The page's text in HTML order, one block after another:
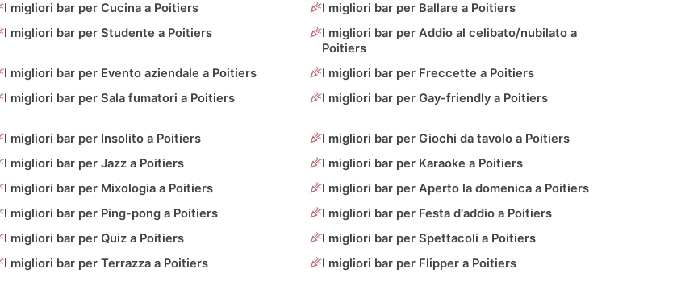
I migliori bar per Cucina a Poitiers
I migliori bar per Ballare a Poitiers
I migliori bar per Studente a Poitiers
I migliori bar per Addio al celibato/nubilato a
Poitiers
I migliori bar per Evento aziendale a Poitiers
I migliori bar per Freccette a Poitiers
I migliori bar per Sala fumatori a Poitiers I migliori bar per Gay-friendly a Poitiers
I migliori bar per Insolito a Poitiers
I migliori bar per Giochi da tavolo a Poitiers
I migliori bar per Jazz a Poitiers
I migliori bar per Karaoke a Poitiers
I migliori bar per Mixologia a Poitiers
I migliori bar per Aperto la domenica a Poitiers
I migliori bar per Ping-pong a Poitiers
I migliori bar per Festa d'addio a Poitiers
I migliori bar per Quiz a Poitiers
I migliori bar per Spettacoli a Poitiers
I migliori bar per Terrazza a Poitiers I migliori bar per Flipper a Poitiers